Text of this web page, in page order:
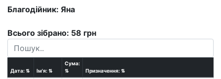
Благодійник: Яна
Всього зібрано: 58 грн
Дата:⇅ Ім'я:⇅
Сума:
⇅
Призначення:⇅